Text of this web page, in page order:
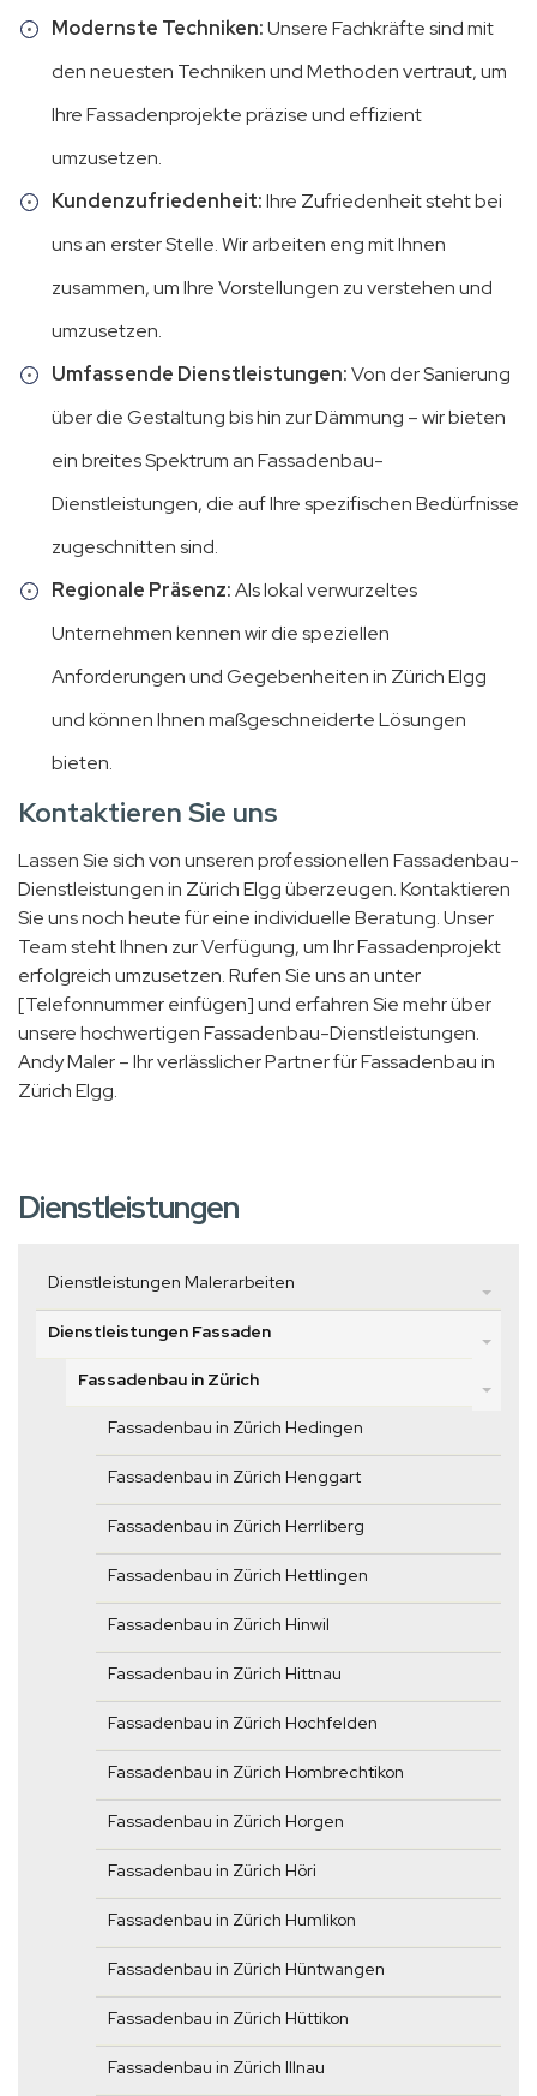
Modernste Techniken:Unsere Fachkräfte sind mit
den neuesten Techniken und Methoden vertraut, um
Ihre Fassadenprojekte präzise und effizient
umzusetzen.
Kundenzufriedenheit:Ihre Zufriedenheit steht bei
uns an erster Stelle. Wir arbeiten eng mit Ihnen
zusammen, um Ihre Vorstellungen zu verstehen und
umzusetzen.
Umfassende Dienstleistungen:Von der Sanierung
über die Gestaltung bis hin zur Dämmung – wir bieten
ein breites Spektrum an Fassadenbau-
Dienstleistungen, die auf Ihre spezifischen Bedürfnisse
zugeschnitten sind.
Regionale Präsenz:Als lokal verwurzeltes
Unternehmen kennen wir die speziellen
Anforderungen und Gegebenheiten in Zürich Elgg
und können Ihnen maßgeschneiderte Lösungen
bieten.
Kontaktieren Sie uns
Lassen Sie sich von unseren professionellen Fassadenbau-
Dienstleistungen in Zürich Elgg überzeugen. Kontaktieren
Sie uns noch heute für eine individuelle Beratung. Unser
Team steht Ihnen zur Verfügung, um Ihr Fassadenprojekt
erfolgreich umzusetzen. Rufen Sie uns an unter
[Telefonnummer einfügen] und erfahren Sie mehr über
unsere hochwertigen Fassadenbau-Dienstleistungen.
Andy Maler – Ihr verlässlicher Partner für Fassadenbau in
Zürich Elgg.
Dienstleistungen
Dienstleistungen Malerarbeiten
Dienstleistungen Fassaden
Fassadenbau in Zürich
Fassadenbau in Zürich Hedingen
Fassadenbau in Zürich Henggart
Fassadenbau in Zürich Herrliberg
Fassadenbau in Zürich Hettlingen
Fassadenbau in Zürich Hinwil
Fassadenbau in Zürich Hittnau
Fassadenbau in Zürich Hochfelden
Fassadenbau in Zürich Hombrechtikon
Fassadenbau in Zürich Horgen
Fassadenbau in Zürich Höri
Fassadenbau in Zürich Humlikon
Fassadenbau in Zürich Hüntwangen
Fassadenbau in Zürich Hüttikon
Fassadenbau in Zürich Illnau